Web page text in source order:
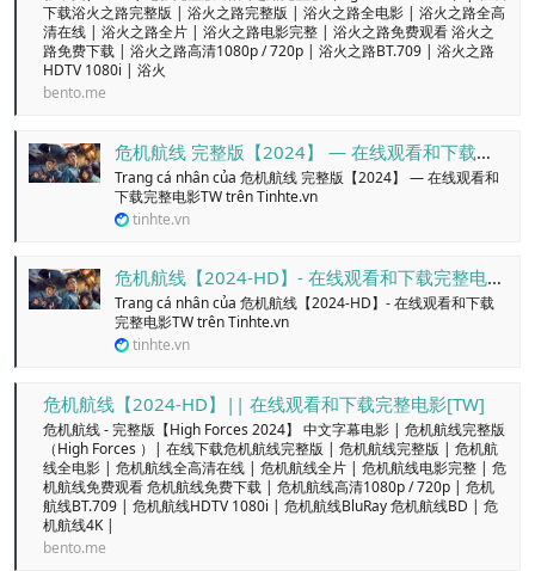
下载浴火之路完整版 | 浴火之路完整版 | 浴火之路全电影 | 浴火之路全高
清在线 | 浴火之路全片 | 浴火之路电影完整 | 浴火之路免费观看 浴火之
路免费下载 | 浴火之路高清1080p / 720p | 浴火之路BT.709 | 浴火之路
HDTV 1080i | 浴火
bento.me
危机航线 完整版【2024】 — 在线观看和下载完整电影TW - Trang cá nhân
Trang cá nhân của 危机航线 完整版【2024】 — 在线观看和
下载完整电影TW trên Tinhte.vn
tinhte.vn
危机航线【2024-HD】- 在线观看和下载完整电影TW - Trang cá nhân
Trang cá nhân của 危机航线【2024-HD】- 在线观看和下载
完整电影TW trên Tinhte.vn
tinhte.vn
危机航线【2024-HD】|| 在线观看和下载完整电影[TW]
危机航线 - 完整版【High Forces 2024】 中文字幕电影 | 危机航线完整版
（High Forces ）| 在线下载危机航线完整版 | 危机航线完整版 | 危机航
线全电影 | 危机航线全高清在线 | 危机航线全片 | 危机航线电影完整 | 危
机航线免费观看 危机航线免费下载 | 危机航线高清1080p / 720p | 危机
航线BT.709 | 危机航线HDTV 1080i | 危机航线BluRay 危机航线BD | 危
机航线4K |
bento.me